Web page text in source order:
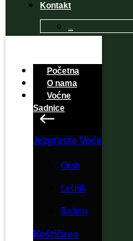
Kontakt
Početna
O nama
Voćne
Sadnice
Jezgrasto Voće
Orah
Lešnik
Badem
Koštičavo